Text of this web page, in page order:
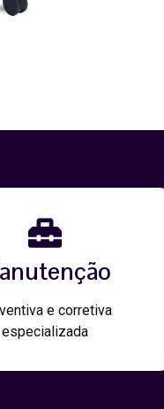
e corretiva
especializada